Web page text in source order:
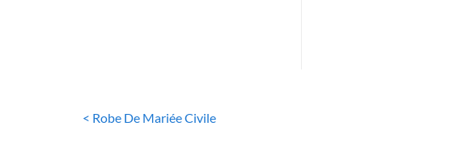
< Robe De Mariée Civile